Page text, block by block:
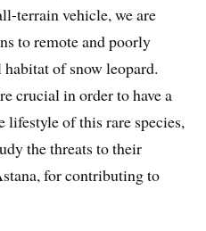
terrain vehicle, we are
to remote and poorly
of snow leopard.
crucial in order to have a
lifestyle of this rare species,
the threats to their
for contributing to